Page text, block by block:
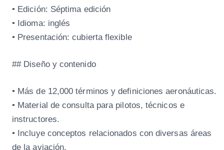
• Edición: Séptima edición
• Idioma: inglés
• Presentación: cubierta flexible
## Diseño y contenido
• Más de 12,000 términos y definiciones aeronáuticas.
• Material de consulta para pilotos, técnicos e
instructores.
• Incluye conceptos relacionados con diversas áreas
de la aviación.